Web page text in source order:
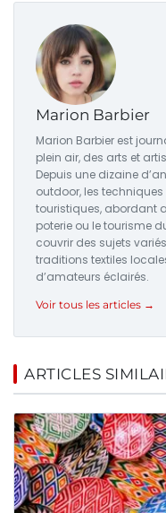
Marion Barbier
Marion Barbier est
plein air, des arts et
Depuis une dizaine
outdoor, les
touristiques, abordant
poterie ou le tourisme
couvrir des sujets
traditions textiles
d’amateurs éclairés.
Voir tous les articles →
ARTICLES